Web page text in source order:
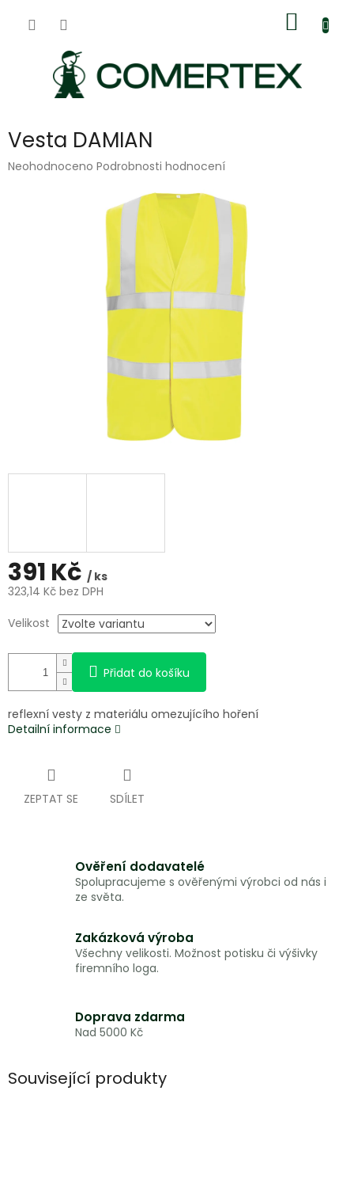
košík
Vesta DAMIAN
Průměrné
Neohodnoceno Podrobnosti hodnocení
391 Kč / ks
323,14 Kč bez DPH
cena:
Velikost
Přidat do košíku
reflexní vesty z materiálu omezujícího hoření
Detailní informace
ZEPTAT SE SDÍLET
Ověření dodavatelé
Spolupracujeme s ověřenými výrobci od nás i
ze světa.
Zakázková výroba
Všechny velikosti. Možnost potisku či výšivky
firemního loga.
Doprava zdarma
Nad 5000 Kč
Související produkty